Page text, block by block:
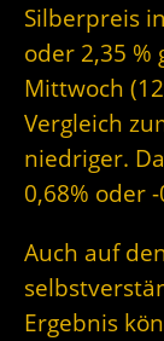
Silberpreis
oder 2,35 %
Mittwoch
Vergleich
niedriger.
0,68% oder
Auch auf
Ergebnis